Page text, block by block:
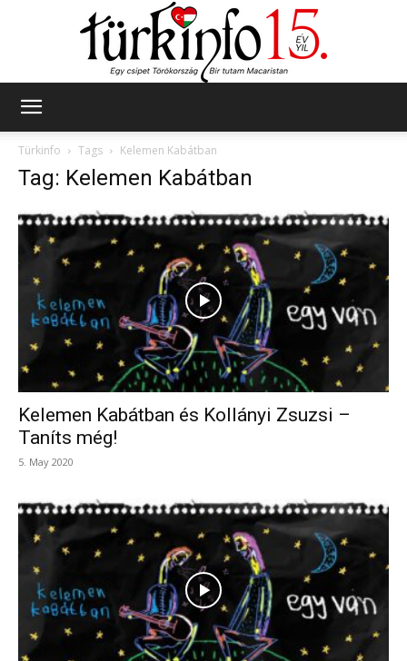
Türkinfo
Tags Kelemen Kabátban
Tag: Kelemen Kabátban
Kelemen Kabátban és Kollányi Zsuzsi –
Taníts még!
5. May 2020